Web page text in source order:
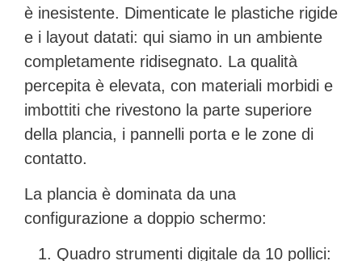
è inesistente. Dimenticate le plastiche rigide
e i layout datati: qui siamo in un ambiente
completamente ridisegnato. La qualità
percepita è elevata, con materiali morbidi e
imbottiti che rivestono la parte superiore
della plancia, i pannelli porta e le zone di
contatto.
La plancia è dominata da una
configurazione a doppio schermo:
Quadro strumenti digitale da 10 pollici: